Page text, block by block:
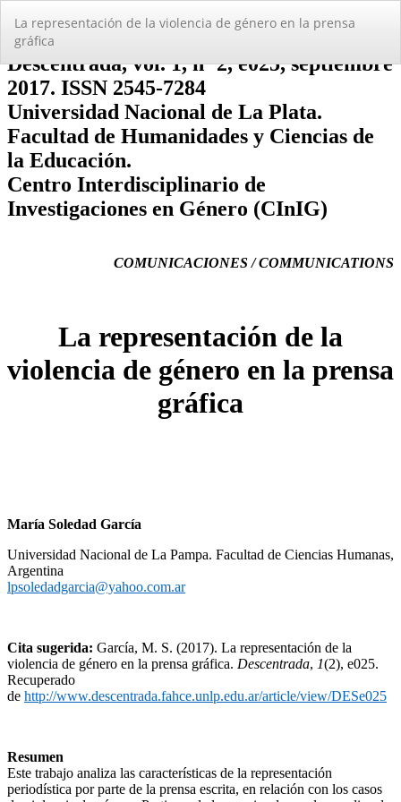
los
detalles
del
artículo
La representación de la violencia de género en la prensa
gráfica